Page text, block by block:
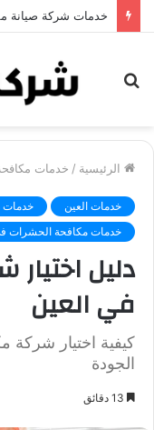
خدمات شركة جلي
الرئيسية / خدمات
خدمات العين
خدمات
خدمات مكافحة الحشرات
دليل
في العين
كيفية اختيار
الجودة